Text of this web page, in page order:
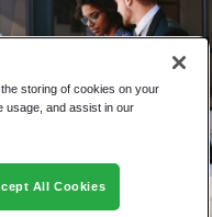
storing of cookies on your
usage, and assist in our
All Cookies